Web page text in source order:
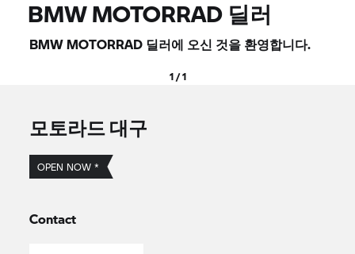
BMW MOTORRAD 딜러
BMW MOTORRAD 딜러에 오신 것을 환영합니다.
1 / 1
모토라드 대구
OPEN NOW *
Contact